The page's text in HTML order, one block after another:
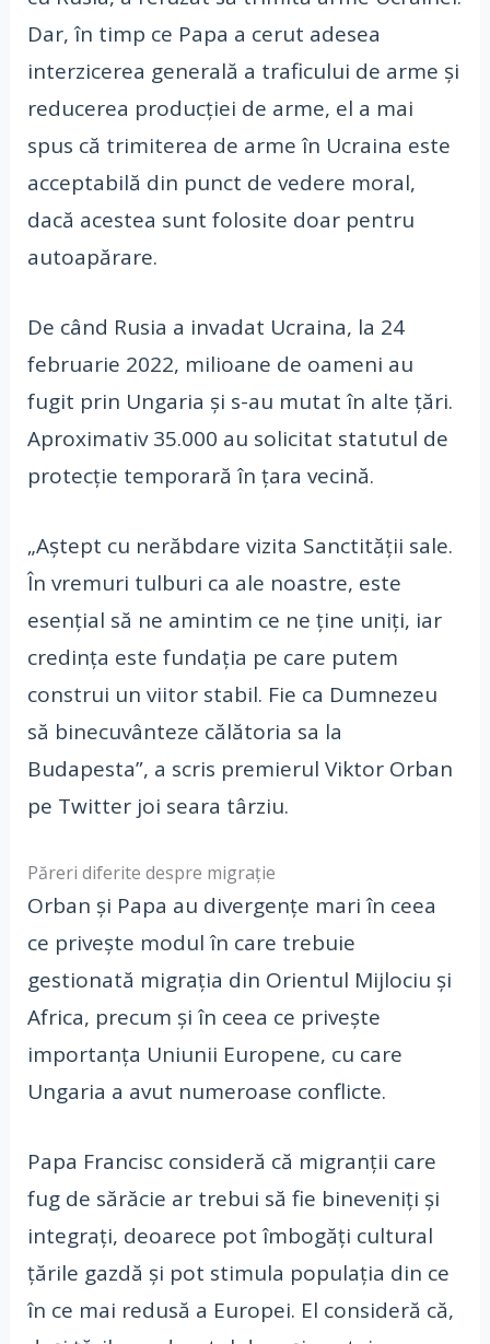
Dar, în timp ce Papa a cerut adesea
interzicerea generală a traficului de arme şi
reducerea producţiei de arme, el a mai
spus că trimiterea de arme în Ucraina este
acceptabilă din punct de vedere moral,
dacă acestea sunt folosite doar pentru
autoapărare.
De când Rusia a invadat Ucraina, la 24
februarie 2022, milioane de oameni au
fugit prin Ungaria şi s-au mutat în alte ţări.
Aproximativ 35.000 au solicitat statutul de
protecţie temporară în ţara vecină.
„Aştept cu nerăbdare vizita Sanctităţii sale.
În vremuri tulburi ca ale noastre, este
esenţial să ne amintim ce ne ţine uniţi, iar
credinţa este fundaţia pe care putem
construi un viitor stabil. Fie ca Dumnezeu
să binecuvânteze călătoria sa la
Budapesta”, a scris premierul Viktor Orban
pe Twitter joi seara târziu.
Păreri diferite despre migrație
Orban şi Papa au divergenţe mari în ceea
ce priveşte modul în care trebuie
gestionată migraţia din Orientul Mijlociu şi
Africa, precum şi în ceea ce priveşte
importanţa Uniunii Europene, cu care
Ungaria a avut numeroase conflicte.
Papa Francisc consideră că migranţii care
fug de sărăcie ar trebui să fie bineveniţi şi
integraţi, deoarece pot îmbogăţi cultural
ţările gazdă şi pot stimula populaţia din ce
în ce mai redusă a Europei. El consideră că,